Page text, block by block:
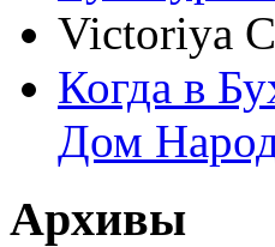
Victoriya
Когда в
Дом
Архивы